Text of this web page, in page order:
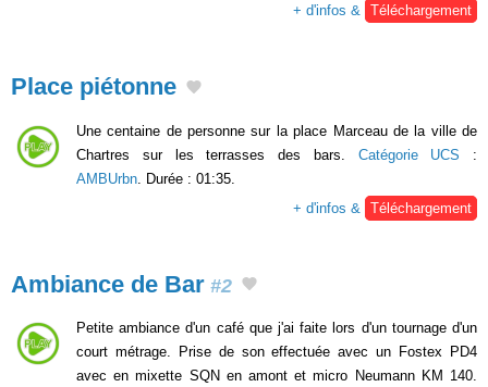
+ d'infos &
Téléchargement
Place piétonne
Une centaine de personne sur la place Marceau de la ville de
Chartres sur les terrasses des bars. Catégorie UCS :
AMBUrbn . Durée : 01:35.
+ d'infos &
Téléchargement
Ambiance de Bar #2
Petite ambiance d'un café que j'ai faite lors d'un tournage d'un
court métrage. Prise de son effectuée avec un Fostex PD4
avec en mixette SQN en amont et micro Neumann KM 140.